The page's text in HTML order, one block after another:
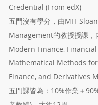
Credential (From edX)
五門沒有學分，由MIT
Management的教授授課，
Modern Finance,
Mathematical Methods
Finance, and Derivatives
五門課皆為：10%作業＋